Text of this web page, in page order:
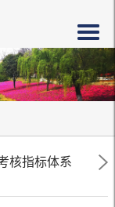
核指标体系